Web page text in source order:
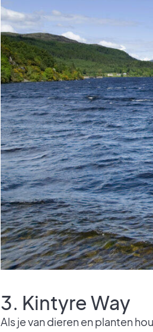
3. Kintyre Way
Als je van dieren en planten